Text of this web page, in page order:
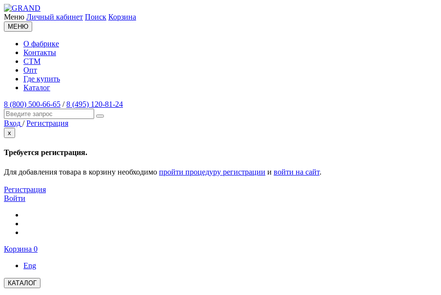
Меню Личный кабинет Поиск Корзина
МЕНЮ
О фабрике
Контакты
СТМ
Опт
Где купить
Каталог
8 (800) 500-66-65 /8 (495) 120-81-24
Вход / Регистрация
x
Требуется регистрация.
Для добавления товара в корзину необходимо пройти процедуру регистрации и войти на сайт.
Регистрация
Войти
Корзина 0
Eng
КАТАЛОГ